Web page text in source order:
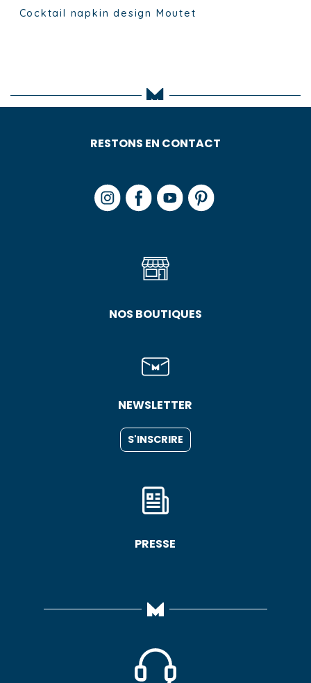
Cocktail napkin design Moutet
RESTONS EN CONTACT
NOS BOUTIQUES
NEWSLETTER
S'INSCRIRE
PRESSE